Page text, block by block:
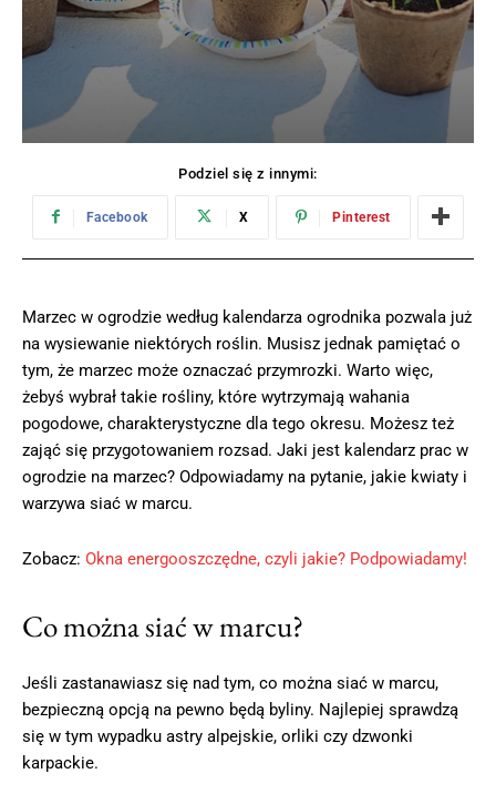
Podziel się z innymi:
Facebook X Pinterest
Marzec w ogrodzie według kalendarza ogrodnika pozwala już
na wysiewanie niektórych roślin. Musisz jednak pamiętać o
tym, że marzec może oznaczać przymrozki. Warto więc,
żebyś wybrał takie rośliny, które wytrzymają wahania
pogodowe, charakterystyczne dla tego okresu. Możesz też
zająć się przygotowaniem rozsad. Jaki jest kalendarz prac w
ogrodzie na marzec? Odpowiadamy na pytanie, jakie kwiaty i
warzywa siać w marcu.
Zobacz: Okna energooszczędne, czyli jakie? Podpowiadamy!
Co można siać w marcu?
Jeśli zastanawiasz się nad tym, co można siać w marcu,
bezpieczną opcją na pewno będą byliny. Najlepiej sprawdzą
się w tym wypadku astry alpejskie, orliki czy dzwonki
karpackie.